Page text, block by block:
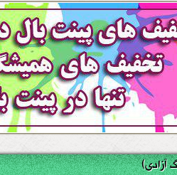
آزادی)